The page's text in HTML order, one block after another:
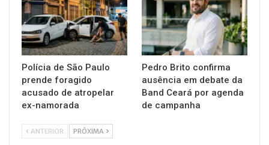
Polícia de São Paulo
prende foragido
acusado de atropelar
ex-namorada
Pedro Brito confirma
ausência em debate da
Band Ceará por agenda
de campanha
ANTERIOR PRÓXIMA